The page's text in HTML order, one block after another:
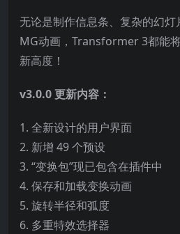
无论是制作信息条、复杂的幻
MG动画，Transformer 3都能
新高度！
v3.0.0 更新内容：
1. 全新设计的用户界面
2. 新增 49 个预设
3. “变换包”现已包含在插件中
4. 保存和加载变换动画
5. 旋转半径和弧度
6. 多重特效选择器